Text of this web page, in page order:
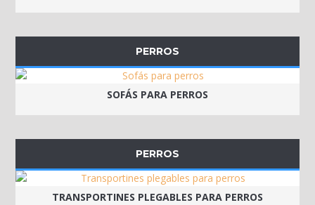
PERROS
SOFÁS PARA PERROS
PERROS
TRANSPORTINES PLEGABLES PARA PERROS